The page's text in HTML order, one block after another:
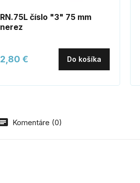
RN.75L číslo "3" 75 mm
nerez
2,80 € Do košíka
Komentáre (0)